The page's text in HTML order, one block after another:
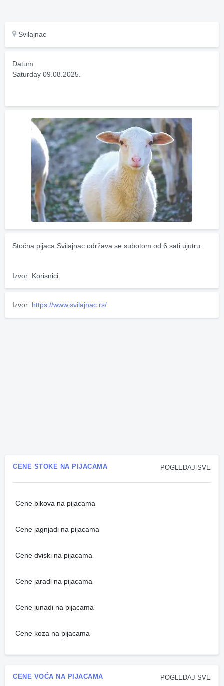
Svilajnac
Datum
Saturday 09.08.2025.
Stočna pijaca Svilajnac održava se subotom od 6 sati ujutru.
Izvor: Korisnici
Izvor: https://www.svilajnac.rs/
POGLEDAJ SVE
CENE STOKE NA PIJACAMA
Cene bikova na pijacama
Cene jagnjadi na pijacama
Cene dviski na pijacama
Cene jaradi na pijacama
Cene junadi na pijacama
Cene koza na pijacama
POGLEDAJ SVE
CENE VOĆA NA PIJACAMA